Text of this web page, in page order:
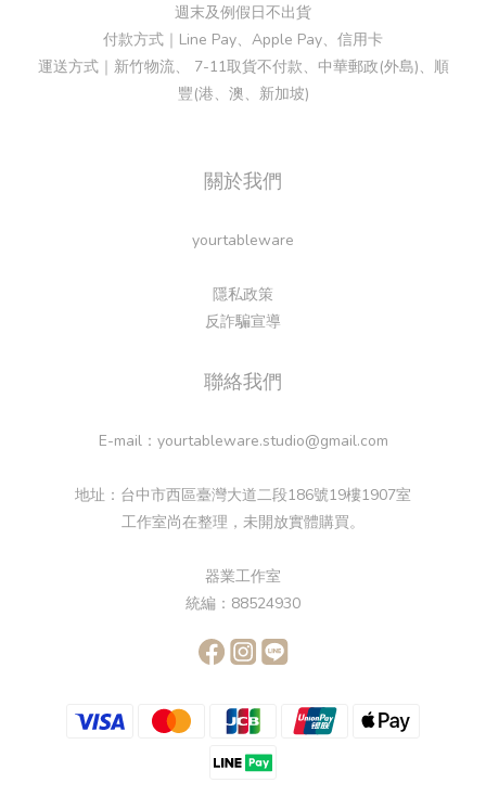
週末及例假日不出貨
付款方式｜Line Pay、Apple Pay、信用卡
運送方式｜新竹物流、 7-11取貨不付款、中華郵政(外島)、順
豐(港、澳、新加坡)
關於我們
yourtableware
隱私政策
反詐騙宣導
聯絡我們
E-mail：yourtableware.studio@gmail.com
地址：台中市西區臺灣大道二段186號19樓1907室
工作室尚在整理，未開放實體購買。
器業工作室
統編：88524930